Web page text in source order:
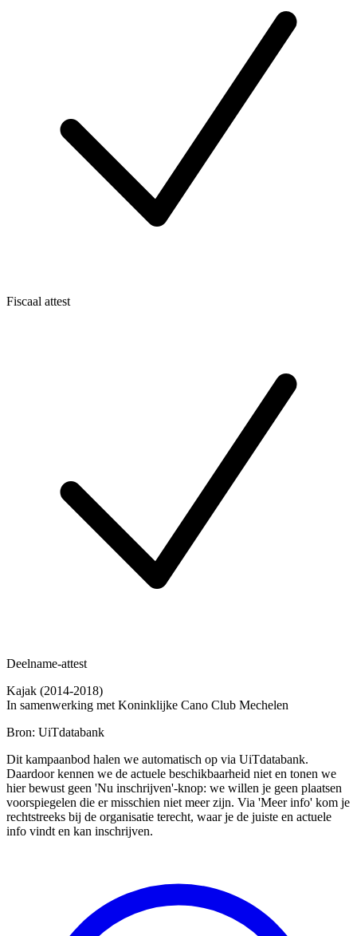
Fiscaal attest
Deelname-attest
Kajak (2014-2018)
In samenwerking met Koninklijke Cano Club Mechelen
Bron: UiTdatabank
Dit kampaanbod halen we automatisch op via UiTdatabank.
Daardoor kennen we de actuele beschikbaarheid niet en tonen we
hier bewust geen 'Nu inschrijven'-knop: we willen je geen plaatsen
voorspiegelen die er misschien niet meer zijn. Via 'Meer info' kom je
rechtstreeks bij de organisatie terecht, waar je de juiste en actuele
info vindt en kan inschrijven.